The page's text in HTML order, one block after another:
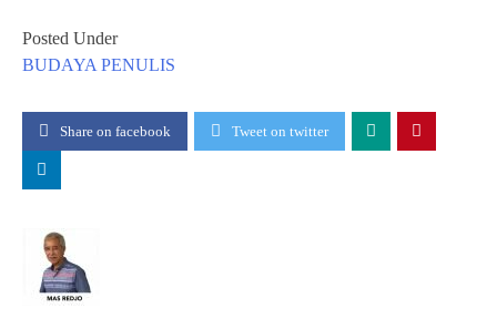
Posted Under
BUDAYA PENULIS
Share on facebook Tweet on twitter